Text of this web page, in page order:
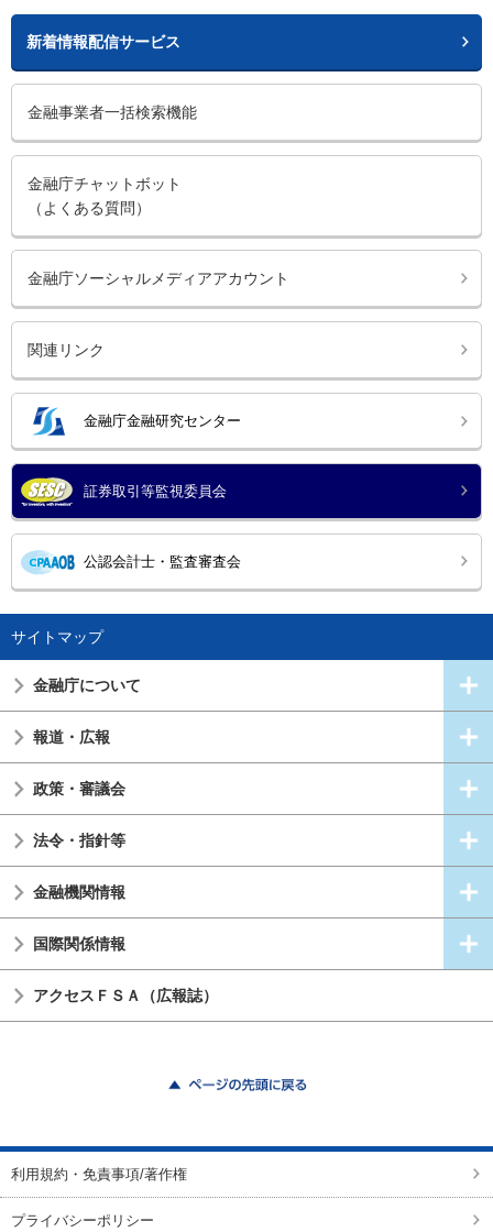
新着情報配信サービス
金融事業者一括検索機能
金融庁チャットボット
（よくある質問）
金融庁ソーシャルメディアアカウント
関連リンク
金融庁金融研究センター
証券取引等監視委員会
公認会計士・監査審査会
サイトマップ
金融庁について
報道・広報
政策・審議会
法令・指針等
金融機関情報
国際関係情報
アクセスＦＳＡ（広報誌）
利用規約・免責事項/著作権
プライバシーポリシー